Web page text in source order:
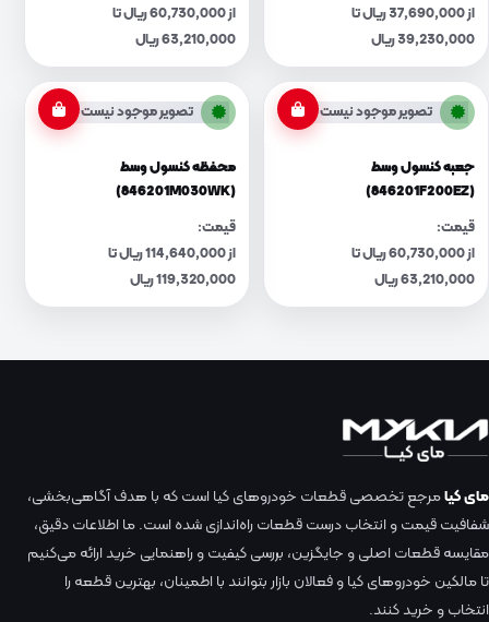
از 37,690,000 ریال تا
39,230,000 ریال
از 60,730,000 ریال تا
63,210,000 ریال
تصویر موجود نیست
جعبه کنسول وسط
(846201F200EZ)
قیمت:
از 60,730,000 ریال تا
63,210,000 ریال
تصویر موجود نیست
محفظه کنسول وسط
(846201M030WK)
قیمت:
از 114,640,000 ریال تا
119,320,000 ریال
مای کیامرجع تخصصی قطعات خودروهای کیا است که با هدف آگاهی‌بخشی،
شفافیت قیمت و انتخاب درست قطعات راه‌اندازی شده است. ما اطلاعات دقیق،
مقایسه قطعات اصلی و جایگزین، بررسی کیفیت و راهنمایی خرید ارائه می‌کنیم
تا مالکین خودروهای کیا و فعالان بازار بتوانند با اطمینان، بهترین قطعه را
انتخاب و خرید کنند.